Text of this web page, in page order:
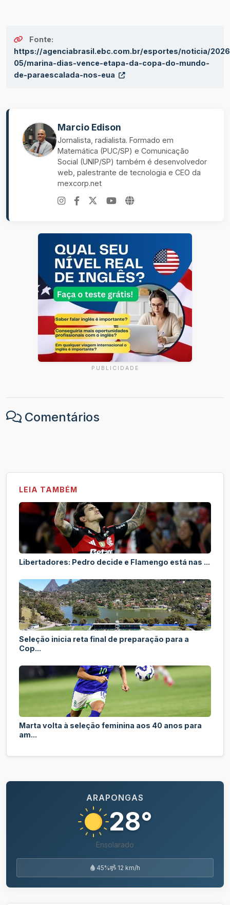
Fonte:
https://agenciabrasil.ebc.com.br/esportes/noticia/
05/marina-dias-vence-etapa-da-copa-do-mundo-
de-paraescalada-nos-eua
Marcio Edison
Jornalista, radialista. Formado em
Matemática (PUC/SP) e Comunicação
Social (UNIP/SP) também é desenvolvedor
web, palestrante de tecnologia e CEO da
mexcorp.net
PUBLICIDADE
Comentários
LEIA TAMBÉM
Libertadores: Pedro decide e Flamengo está nas ...
Seleção inicia reta final de preparação para a
Cop...
Marta volta à seleção feminina aos 40 anos para
am...
ARAPONGAS
28°
Ensolarado
45% 12 km/h